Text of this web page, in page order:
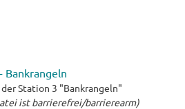
Bankrangeln
Station 3 "Bankrangeln"
ist barrierefrei/barrierearm)